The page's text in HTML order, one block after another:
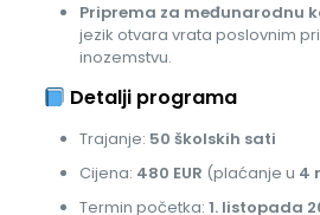
Priprema za međunarodnu
jezik otvara vrata poslovnim
inozemstvu.
Detalji programa
Trajanje: 50 školskih sati
Cijena: 480 EUR (plaćanje u 4
Termin početka: 1. listopada